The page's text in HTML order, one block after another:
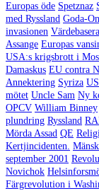
Europas öde Spetznaz
med Ryssland Goda-
invasionen
Assange Europas
USA:s krigsbrott i
Damaskus EU contra
Annektering Syriza
mötet Uncle Sam Ny
OPCV William Binney
plundring Ryssland
Mörda Assad QE
Kertjincidenten.
september 2001
Novichok
Färgrevolution i